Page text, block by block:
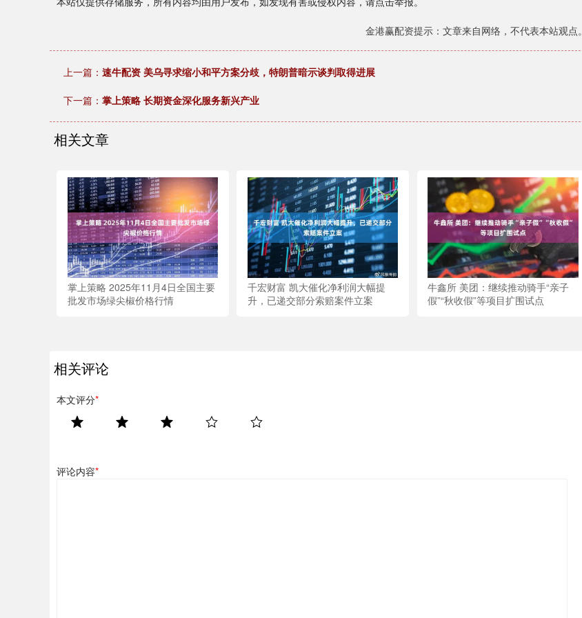
金港赢配资提示：文章来自网络，不代表本站观点。
上一篇： 速牛配资 美乌寻求缩小和平方案分歧，特朗普暗示谈判取得进展
下一篇： 掌上策略 长期资金深化服务新兴产业
相关文章
掌上策略 2025年11月4日全国主要
批发市场绿尖椒价格行情
千宏财富 凯大催化净利润大幅提
升，已递交部分索赔案件立案
牛鑫所 美团：继续推动骑手“亲子
假”“秋收假”等项目扩围试点
相关评论
本文评分*
评论内容*